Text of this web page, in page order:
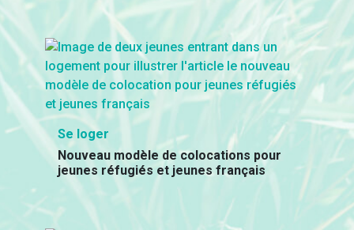
Se loger
Nouveau modèle de colocations pour
jeunes réfugiés et jeunes français